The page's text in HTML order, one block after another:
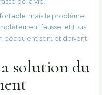
de la vie.
mais le problème
fausse, et tous
découlent sont et doivent
solution du